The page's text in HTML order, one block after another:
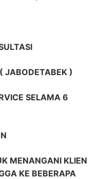
JABODETABEK )
SELAMA 6
MENANGANI KLIEN
KE BEBERAPA